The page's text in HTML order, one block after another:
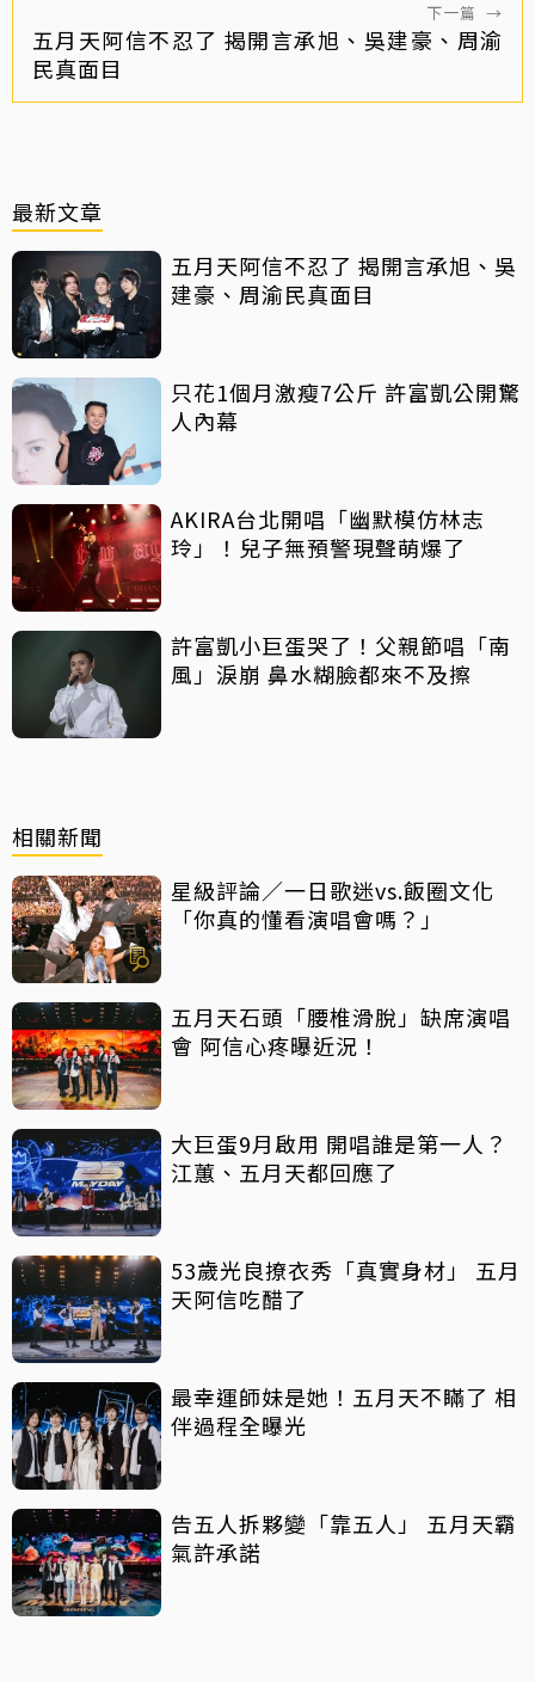
下一篇 →
五月天阿信不忍了 揭開言承旭、吳建豪、周渝
民真面目
最新文章
五月天阿信不忍了 揭開言承旭、吳
建豪、周渝民真面目
只花1個月激瘦7公斤 許富凱公開驚
人內幕
AKIRA台北開唱「幽默模仿林志
玲」！兒子無預警現聲萌爆了
許富凱小巨蛋哭了！父親節唱「南
風」淚崩 鼻水糊臉都來不及擦
相關新聞
星級評論／一日歌迷vs.飯圈文化
「你真的懂看演唱會嗎？」
五月天石頭「腰椎滑脫」缺席演唱
會 阿信心疼曝近況！
大巨蛋9月啟用 開唱誰是第一人？
江蕙、五月天都回應了
53歲光良撩衣秀「真實身材」 五月
天阿信吃醋了
最幸運師妹是她！五月天不瞞了 相
伴過程全曝光
告五人拆夥變「靠五人」 五月天霸
氣許承諾